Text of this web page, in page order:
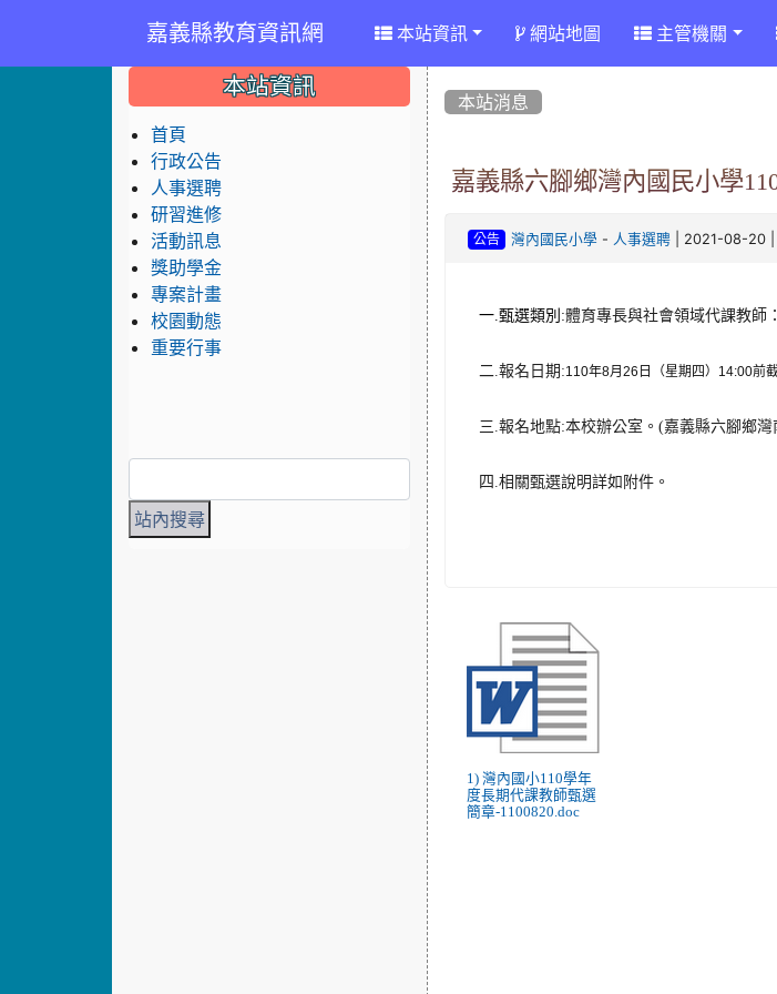
嘉義縣教育資訊網 本站資訊 網站地圖 主管機關
本站消息
嘉義縣六腳鄉灣內國民小學
公告 灣內國民小學 - 人事選聘 | 2021-08-20 |
一.甄選類別:體育專長與社會領域代課教師
二.報名日期:110年8月26 日（星期四） 14:00前
三.報名地點:本校辦公室。(嘉義縣六腳鄉灣
四.相關甄選說明詳如附件。
1) 灣內國小110學年
度長期代課教師甄選
簡章-1100820.doc
::: 本站資訊
首頁
行政公告
人事選聘
研習進修
活動訊息
獎助學金
專案計畫
校園動態
重要行事